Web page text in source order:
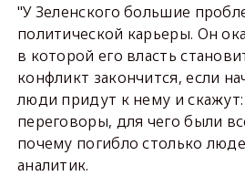
"У Зеленского большие
политической карьеры. Он
в которой его власть
конфликт закончится, если
люди придут к нему и
переговоры, для чего были
почему погибло столько
аналитик.